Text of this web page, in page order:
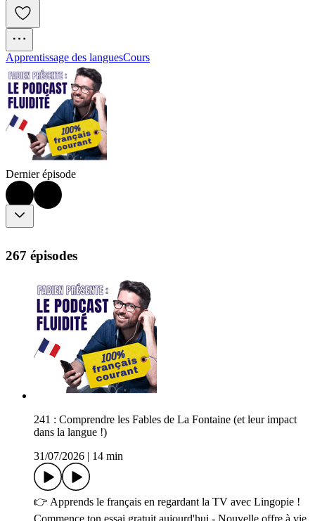
Apprentissage des languesCours
Dernier épisode
267 épisodes
241 : Comprendre les Fables de La Fontaine (et leur impact
dans la langue !)
31/07/2026
14 min
👉 Apprends le français en regardant la TV avec Lingopie !